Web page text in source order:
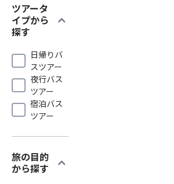
ツアータ
イプから
探す
expand_more
日帰りバ
スツアー
夜行バス
ツアー
宿泊バス
ツアー
旅の目的
から探す
expand_more